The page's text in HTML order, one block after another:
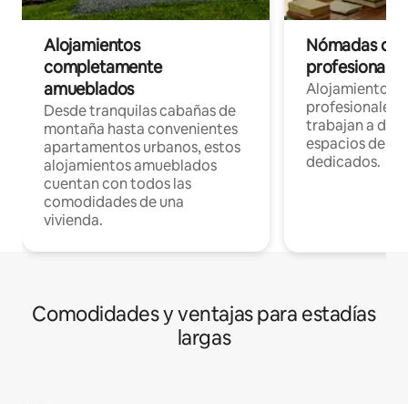
Alojamientos
completamente
amueblados
Desde tranquilas cabañas de
montaña hasta convenientes
apartamentos urbanos, estos
alojamientos amueblados
cuentan con todos las
comodidades de una
vivienda.
Nómadas
Alojamientos
profesionales
trabajan a
espacios de
dedicados.
Comodidades y ventajas para estadías
largas